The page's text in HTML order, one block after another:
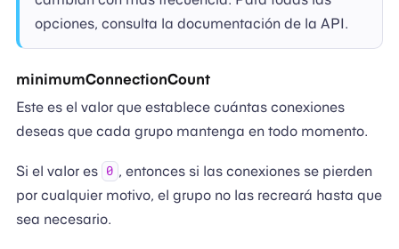
opciones, consulta la documentación de la API.
minimumConnectionCount
Este es el valor que establece cuántas conexiones
deseas que cada grupo mantenga en todo momento.
Si el valor es 0 , entonces si las conexiones se pierden
por cualquier motivo, el grupo no las recreará hasta que
sea necesario.